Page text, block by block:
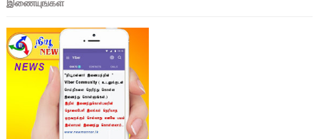
இணையுங்கள்